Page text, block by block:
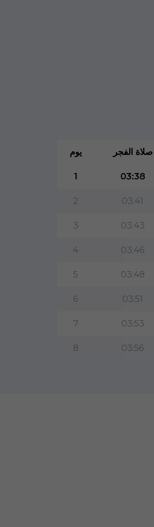
يوم صلاة الفجر
1 03:38
2 03:41
3 03:43
4 03:46
5 03:48
6 03:51
7 03:53
8 03:56